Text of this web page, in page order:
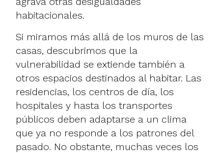
habitacionales.
Si miramos más allá de los muros de las
casas, descubrimos que la
vulnerabilidad se extiende también a
otros espacios destinados al habitar. Las
residencias, los centros de día, los
hospitales y hasta los transportes
públicos deben adaptarse a un clima
que ya no responde a los patrones del
pasado. No obstante, muchas veces los